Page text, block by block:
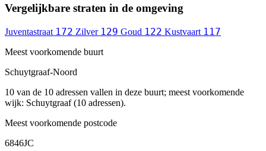
Vergelijkbare straten in de omgeving
Juventastraat 172 Zilver 129 Goud 122 Kustvaart 117
Meest voorkomende buurt
Schuytgraaf-Noord
10 van de 10 adressen vallen in deze buurt; meest voorkomende
wijk: Schuytgraaf (10 adressen).
Meest voorkomende postcode
6846JC